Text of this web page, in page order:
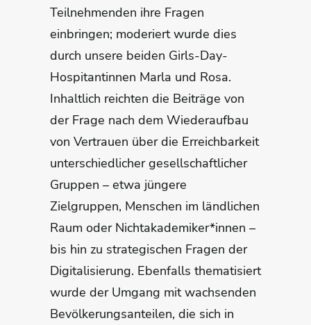
Teilnehmenden ihre Fragen
einbringen; moderiert wurde dies
durch unsere beiden Girls-Day-
Hospitantinnen Marla und Rosa.
Inhaltlich reichten die Beiträge von
der Frage nach dem Wiederaufbau
von Vertrauen über die Erreichbarkeit
unterschiedlicher gesellschaftlicher
Gruppen – etwa jüngere
Zielgruppen, Menschen im ländlichen
Raum oder Nichtakademiker*innen –
bis hin zu strategischen Fragen der
Digitalisierung. Ebenfalls thematisiert
wurde der Umgang mit wachsenden
Bevölkerungsanteilen, die sich in